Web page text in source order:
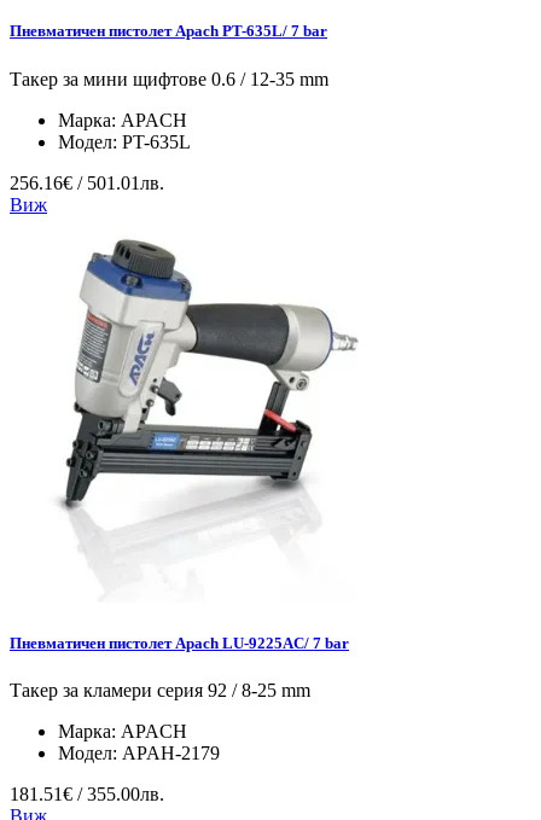
Пневматичен пистолет Apach PT-635L/ 7 bar
Такер за мини щифтове 0.6 / 12-35 mm
Марка: APACH
Модел: PT-635L
256.16€ / 501.01лв.
Виж
Пневматичен пистолет Apach LU-9225AC/ 7 bar
Такер за кламери серия 92 / 8-25 mm
Марка: APACH
Модел: APAH-2179
181.51€ / 355.00лв.
Виж